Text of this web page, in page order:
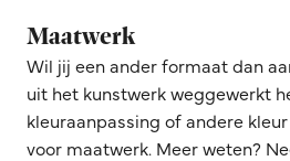
Maatwerk
Wil jij een ander formaat dan
uit het kunstwerk weggewerkt
kleuraanpassing of andere
voor maatwerk. Meer weten?